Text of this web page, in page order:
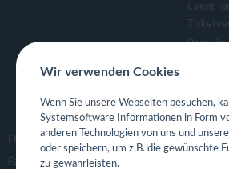
Event-
Eigene
FOLGE UNS
Facebook
Wir verwenden Cookies
Wenn Sie unsere Webseiten besuchen,
Systemsoftware Informationen in Form
anderen Technologien von uns und
oder speichern, um z.B. die gewünschte
zu gewährleisten.